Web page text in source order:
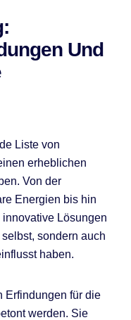
Und
Liste von
erheblichen
Von der
Energien bis hin
Lösungen
sondern auch
haben.
Erfindungen für die
werden. Sie